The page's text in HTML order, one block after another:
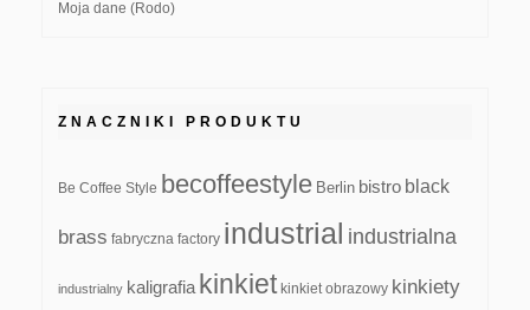
Moja dane (Rodo)
ZNACZNIKI PRODUKTU
Be Coffee Style becoffeestyle Berlin bistro black
brass fabryczna factory industrial industrialna
industrialny kaligrafia kinkiet kinkiet obrazowy kinkiety